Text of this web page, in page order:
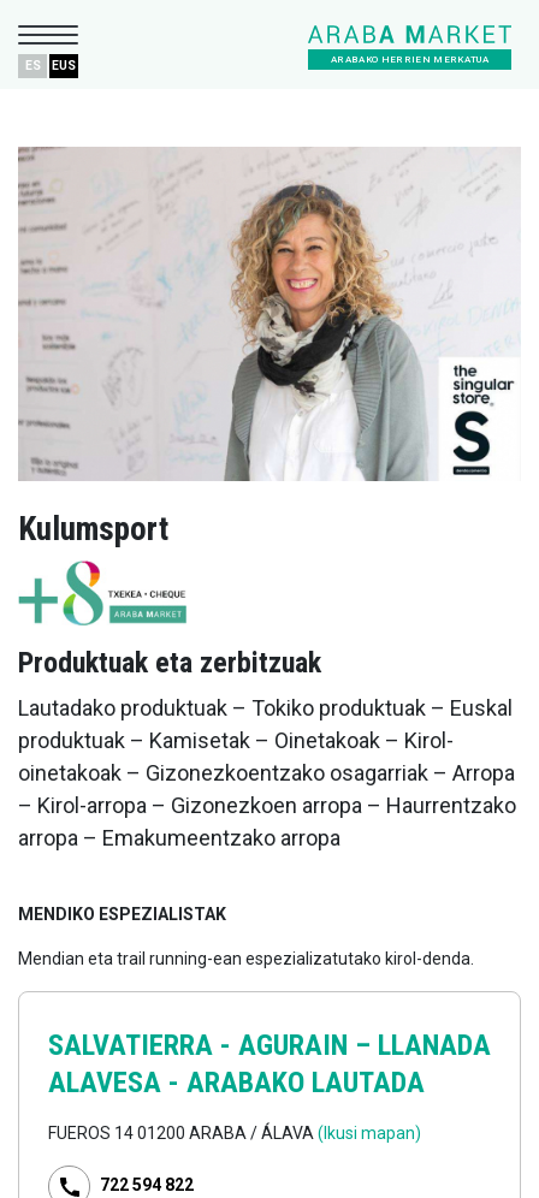
ARABAKO HERRIEN MERKATUA
ES EUS
Kulumsport
Produktuak eta zerbitzuak
Lautadako produktuak – Tokiko produktuak – Euskal
produktuak – Kamisetak – Oinetakoak – Kirol-
oinetakoak – Gizonezkoentzako osagarriak – Arropa
– Kirol-arropa – Gizonezkoen arropa – Haurrentzako
arropa – Emakumeentzako arropa
MENDIKO ESPEZIALISTAK
Mendian eta trail running-ean espezializatutako kirol-denda.
SALVATIERRA - AGURAIN – LLANADA
ALAVESA - ARABAKO LAUTADA
FUEROS 14 01200 ARABA / ÁLAVA(Ikusi mapan)
722 594 822